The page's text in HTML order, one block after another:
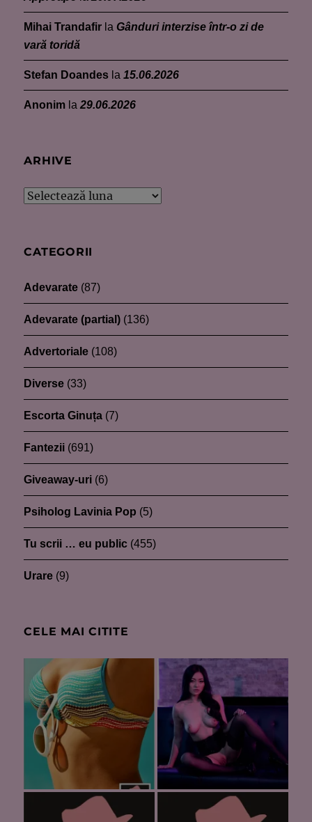
Mihai Trandafir la Gânduri interzise într-o zi de
vară toridă
Stefan Doandes la15.06.2026
Anonim la29.06.2026
ARHIVE
Arhive
CATEGORII
Adevarate (87)
Adevarate (partial) (136)
Advertoriale (108)
Diverse (33)
Escorta Ginuța (7)
Fantezii (691)
Giveaway-uri (6)
Psiholog Lavinia Pop (5)
Tu scrii … eu public (455)
Urare (9)
CELE MAI CITITE